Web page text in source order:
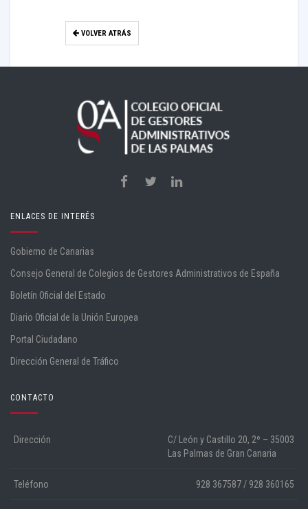
VOLVER ATRÁS
ENLACES DE INTERÉS
Gobierno de Canarias
Consejo General de Colegios de Gestores Administrativos de España
Boletín Oficial del Estado
Diario Oficial de la Unión Europea
Portal Ciudadano
Dirección General de Tráfico
CONTACTO
Dirección
C/ León y Castillo 20, 2º – 35003
Las Palmas de Gran Canaria
Teléfono 928 367587 / 928 360165